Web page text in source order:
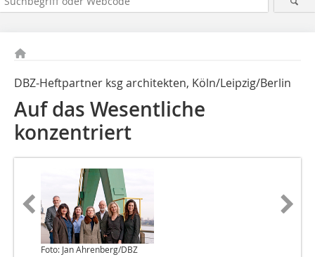
DBZ-Heftpartner ksg architekten, Köln/Leipzig/Berlin
Auf das Wesentliche
konzentriert
Foto: Jan Ahrenberg/DBZ